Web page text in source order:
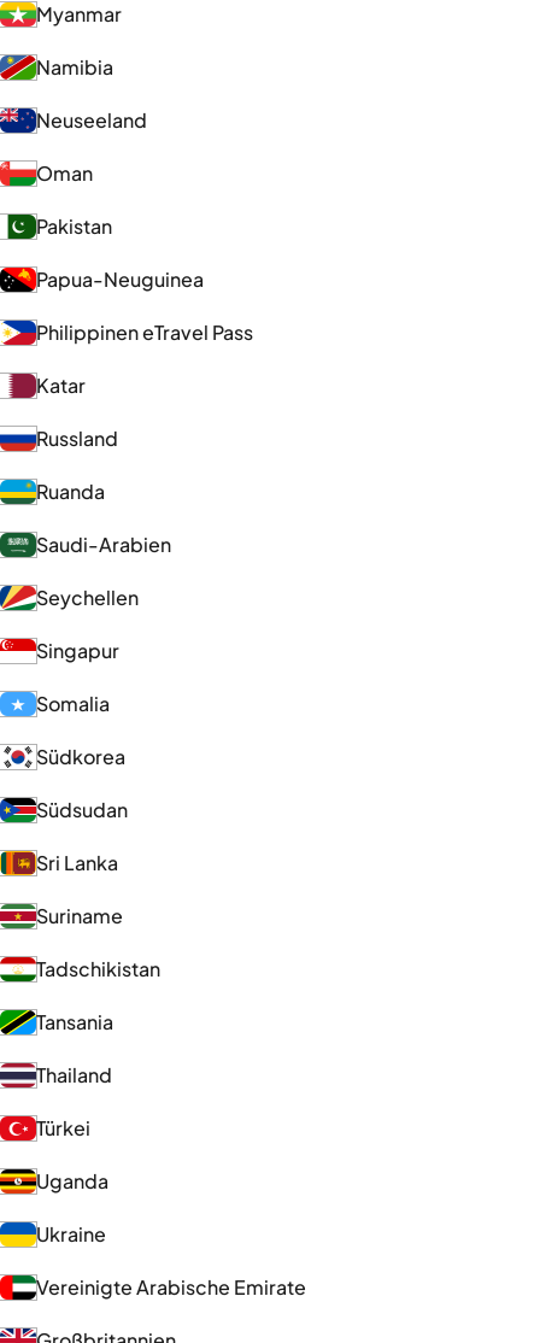
Myanmar
Namibia
Neuseeland
Oman
Pakistan
Papua-Neuguinea
Philippinen eTravel Pass
Katar
Russland
Ruanda
Saudi-Arabien
Seychellen
Singapur
Somalia
Südkorea
Südsudan
Sri Lanka
Suriname
Tadschikistan
Tansania
Thailand
Türkei
Uganda
Ukraine
Vereinigte Arabische Emirate